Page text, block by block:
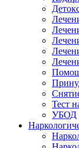
Тест
УБОД